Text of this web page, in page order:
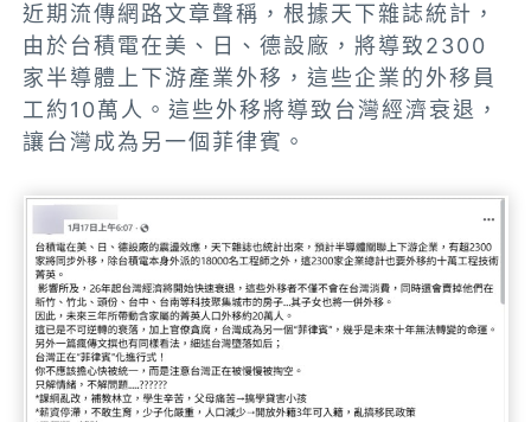
近期流傳網路文章聲稱，根據天下雜誌統計，
由於台積電在美、日、德設廠，將導致2300
家半導體上下游產業外移，這些企業的外移員
工約10萬人。這些外移將導致台灣經濟衰退，
讓台灣成為另一個菲律賓。